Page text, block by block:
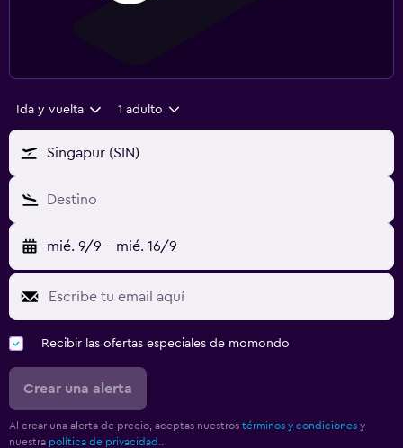
Ida y vuelta 1 adulto
Singapur (SIN)
Destino
mié. 9/9 - mié. 16/9
Recibir las ofertas especiales de momondo
Crear una alerta
Al crear una alerta de precio, aceptas nuestros términos y condiciones y
nuestra política de privacidad.